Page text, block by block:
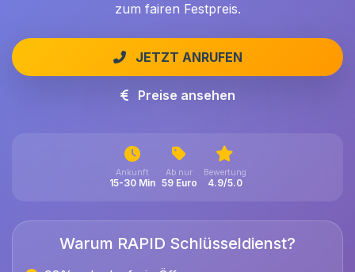
zum fairen Festpreis.
JETZT ANRUFEN
Preise ansehen
Ankunft
15-30 Min
Ab nur
59 Euro
Bewertung
4.9/5.0
Warum RAPID Schlüsseldienst?